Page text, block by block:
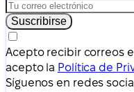
Suscribirse
Acepto recibir correos
acepto la Política de
Síguenos en redes